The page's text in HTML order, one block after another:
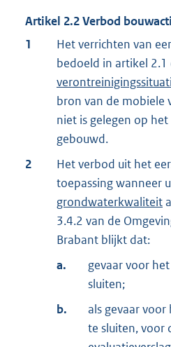
Artikel 2.2Verbod
1
Het verrichten van
bedoeld in artikel 2.1
bron van de mobiele
niet is gelegen op
gebouwd.
2
Het verbod uit het
toepassing wanneer
grondwaterkwaliteit
3.4.2 van de
Brabant blijkt dat:
a.
gevaar voor
sluiten;
b.
als gevaar
te sluiten, voor